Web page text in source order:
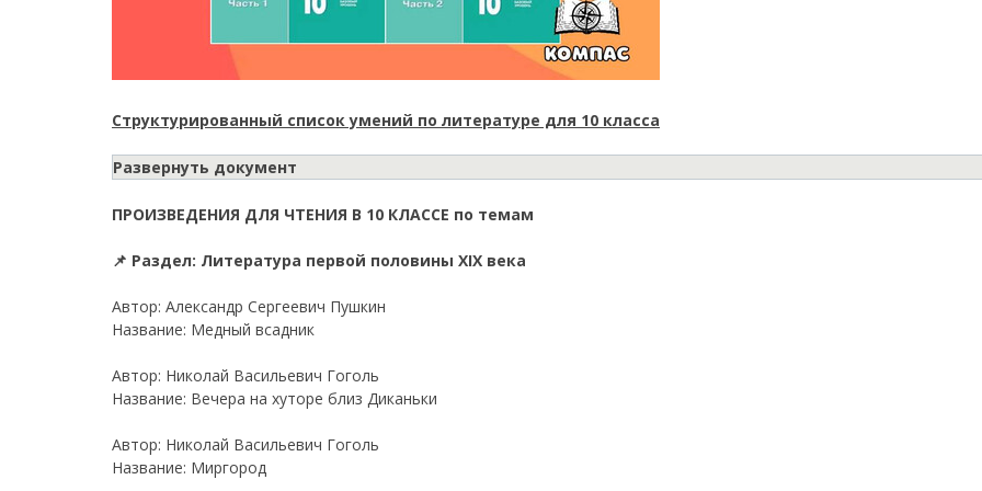
Структурированный список умений по литературе для 10 класса
Развернуть документ
ПРОИЗВЕДЕНИЯ ДЛЯ ЧТЕНИЯ В 10 КЛАССЕ по темам
📌 Раздел: Литература первой половины XIX века
Автор: Александр Сергеевич Пушкин
Название: Медный всадник
Автор: Николай Васильевич Гоголь
Название: Вечера на хуторе близ Диканьки
Автор: Николай Васильевич Гоголь
Название: Миргород